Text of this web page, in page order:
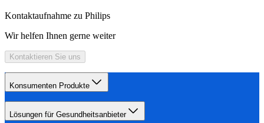
Kontaktaufnahme zu Philips
Wir helfen Ihnen gerne weiter
Kontaktieren Sie uns
Konsumenten Produkte
Lösungen für Gesundheitsanbieter